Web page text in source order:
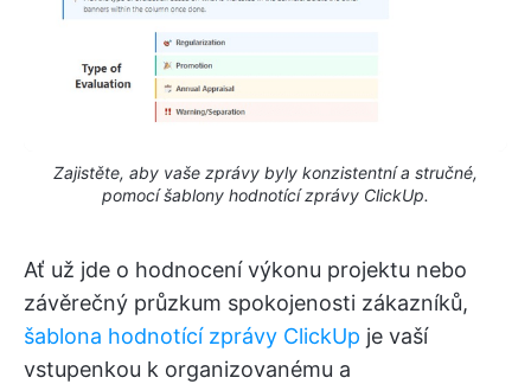
Zajistěte, aby vaše zprávy byly konzistentní a stručné,
pomocí šablony hodnotící zprávy ClickUp.
Ať už jde o hodnocení výkonu projektu nebo
závěrečný průzkum spokojenosti zákazníků,
šablona hodnotící zprávy ClickUp je vaší
vstupenkou k organizovanému a